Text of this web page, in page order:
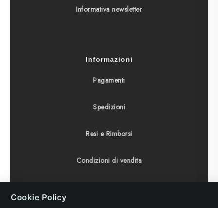
Informativa newsletter
Informazioni
Pagamenti
Spedizioni
Resi e Rimborsi
Condizioni di vendita
Cookie Policy